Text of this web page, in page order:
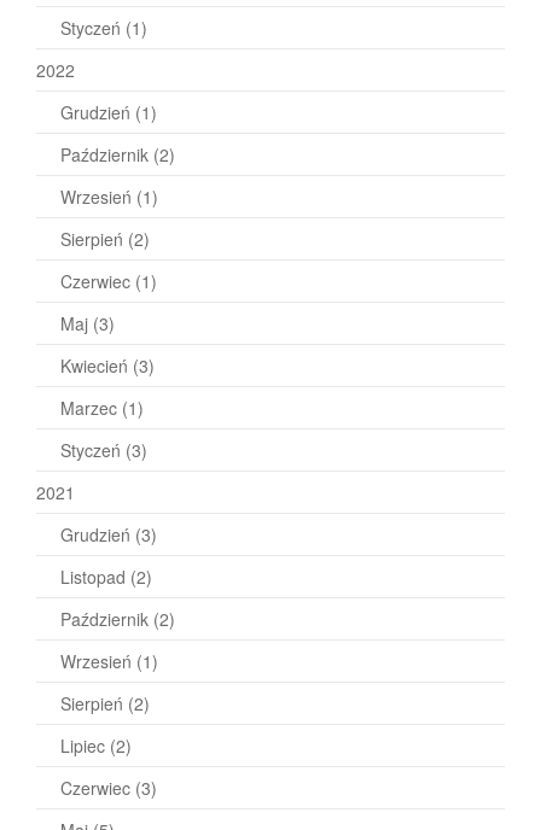
Styczeń (1)
2022
Grudzień (1)
Październik (2)
Wrzesień (1)
Sierpień (2)
Czerwiec (1)
Maj (3)
Kwiecień (3)
Marzec (1)
Styczeń (3)
2021
Grudzień (3)
Listopad (2)
Październik (2)
Wrzesień (1)
Sierpień (2)
Lipiec (2)
Czerwiec (3)